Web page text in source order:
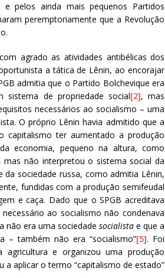
e pelos ainda mais pequenos Partidos
peremptoriamente que a Revolução
agrado as atividades antibélicas dos
a tática de Lênin, ao encorajar
admitia que o Partido Bolchevique era
de propriedade social[2], mas
necessários ao socialismo – uma
O próprio Lênin havia admitido que a
capitalismo ter aumentado a produção
economia, pequeno na altura, como
mas não interpretou o sistema social da
sociedade russa, como admitia Lênin,
fundidas com a produção semifeudal
e caça. Dado que o SPGB acreditava
ao socialismo não condenava
não era uma sociedade socialistae que a
– também não era “socialismo”[5]. Foi
e organizou uma produção
a aplicar o termo “capitalismo de estado”